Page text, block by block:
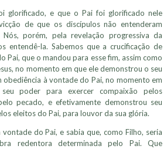
glorificado, e que o Pai foi glorificado nele
de que os discípulos não entenderam
porém, pela revelação progressiva da
entendê-la. Sabemos que a crucificação de
Pai, que o mandou para esse fim, assim como
no momento em que ele demonstrou o seu
obediência à vontade do Pai, no momento em
poder para exercer compaixão pelos
pecado, e efetivamente demonstrou seu
eleitos do Pai, para louvor da sua glória.
vontade do Pai, e sabia que, como Filho, seria
redentora determinada pelo Pai. Que